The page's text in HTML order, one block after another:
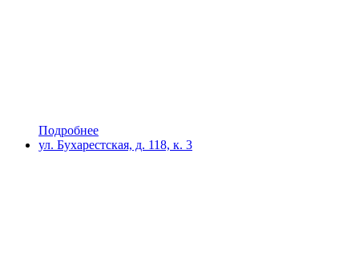
Подробнее
ул. Бухарестская, д. 118, к. 3